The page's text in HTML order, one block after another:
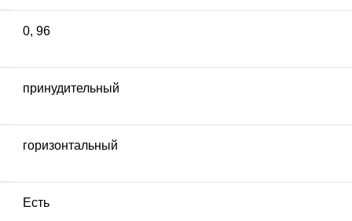
0, 96
принудительный
горизонтальный
Есть